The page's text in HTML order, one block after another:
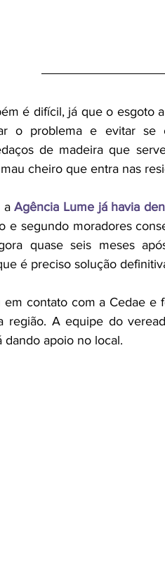
é difícil, já que o esgoto
o problema e evitar se
de madeira que
cheiro que entra nas
a Agência Lume já havia
e segundo moradores
quase seis meses
é preciso solução
em contato com a Cedae
região. A equipe do
dando apoio no local.